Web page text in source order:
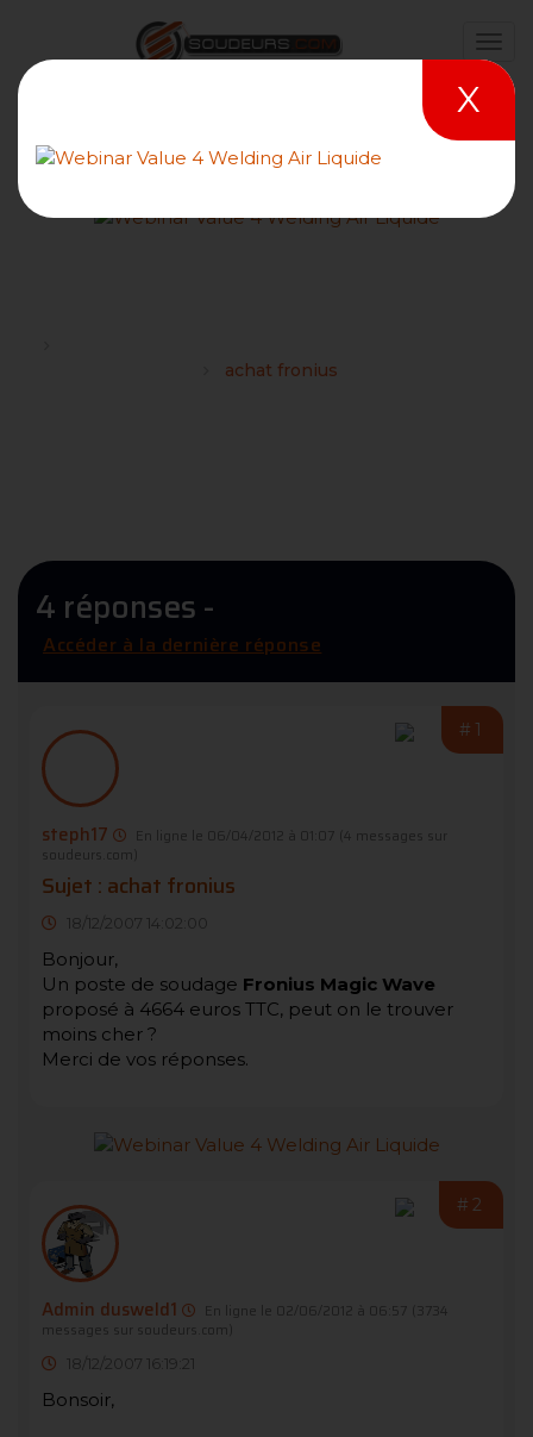
achat fronius
4 réponses -
Accéder à la dernière réponse
#1
steph17 En ligne le 06/04/2012 à 01:07
(4 messages sur
soudeurs.com)
Sujet : achat fronius
18/12/2007 14:02:00
Bonjour,
Un poste de soudage Fronius Magic Wave
proposé à 4664 euros TTC, peut on le trouver
moins cher ?
Merci de vos réponses.
#2
Admin dusweld1 En ligne le 02/06/2012 à 06:57
(3734
messages sur soudeurs.com)
18/12/2007 16:19:21
Bonsoir,
X